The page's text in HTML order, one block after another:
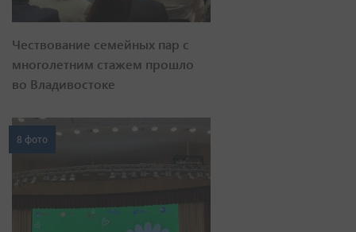
Чествование семейных пар с
многолетним стажем прошло
во Владивостоке
8 фото